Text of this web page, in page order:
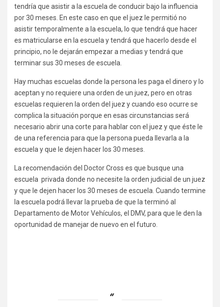
tendría que asistir a la escuela de conducir bajo la influencia
por 30 meses. En este caso en que el juez le permitió no
asistir temporalmente a la escuela, lo que tendrá que hacer
es matricularse en la escuela y tendrá que hacerlo desde el
principio, no le dejarán empezar a medias y tendrá que
terminar sus 30 meses de escuela.
Hay muchas escuelas donde la persona les paga el dinero y lo
aceptan y no requiere una orden de un juez, pero en otras
escuelas requieren la orden del juez y cuando eso ocurre se
complica la situación porque en esas circunstancias será
necesario abrir una corte para hablar con el juez y que éste le
de una referencia para que la persona pueda llevarla a la
escuela y que le dejen hacer los 30 meses.
La recomendación del Doctor Cross es que busque una
escuela privada donde no necesite la orden judicial de un juez
y que le dejen hacer los 30 meses de escuela. Cuando termine
la escuela podrá llevar la prueba de que la terminó al
Departamento de Motor Vehículos, el DMV, para que le den la
oportunidad de manejar de nuevo en el futuro.